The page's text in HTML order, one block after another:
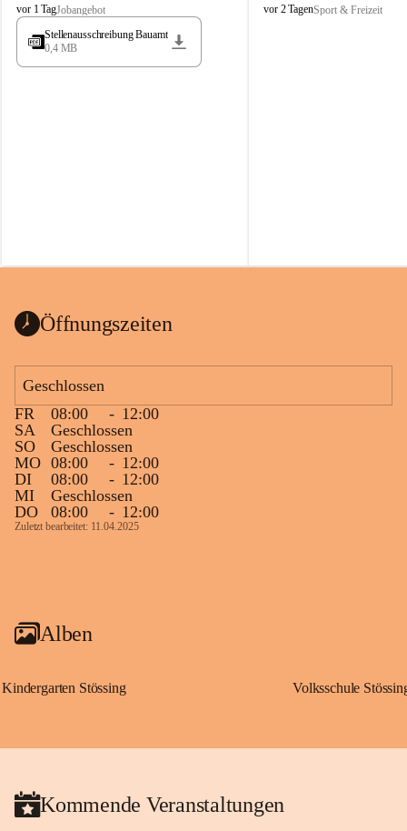
S
t
s
vor 1 TagJobangebot
Stellenausschreibung Bauamt
0,4 MB
S
vor 2 TagenSport & Freizeit
Öffnungszeiten
Geschlossen
FR
08:00 - 12:00
SA
Geschlossen
SO
Geschlossen
MO 08:00 - 12:00
DI
08:00 - 12:00
MI
Geschlossen
DO
08:00 - 12:00
Zuletzt bearbeitet: 11.04.2025
Alben
Kindergarten Stössing Volksschule
Kommende Veranstaltungen